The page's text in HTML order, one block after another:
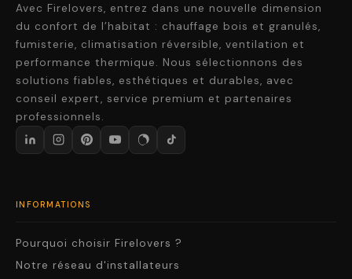
Avec Firelovers, entrez dans une nouvelle dimension
du confort de l’habitat : chauffage bois et granulés,
fumisterie, climatisation réversible, ventilation et
performance thermique. Nous sélectionnons des
solutions fiables, esthétiques et durables, avec
conseil expert, service premium et partenaires
professionnels.
INFORMATIONS
Pourquoi choisir Firelovers ?
Notre réseau d'installateurs